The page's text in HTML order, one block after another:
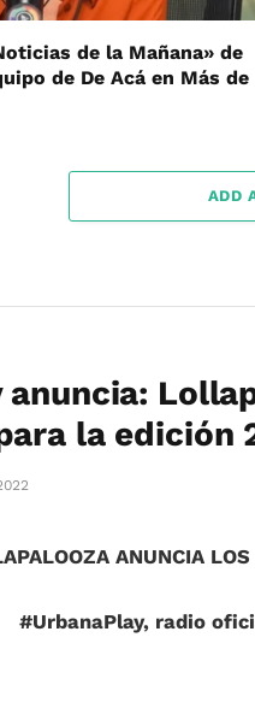
de la Mañana» de
de De Acá en Más de
ADD
anuncia:
la edición
ANUNCIA
#UrbanaPlay, radio